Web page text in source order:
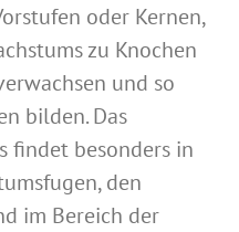
oder Kernen,
zu Knochen
und so
bilden. Das
findet besonders in
den
im Bereich der